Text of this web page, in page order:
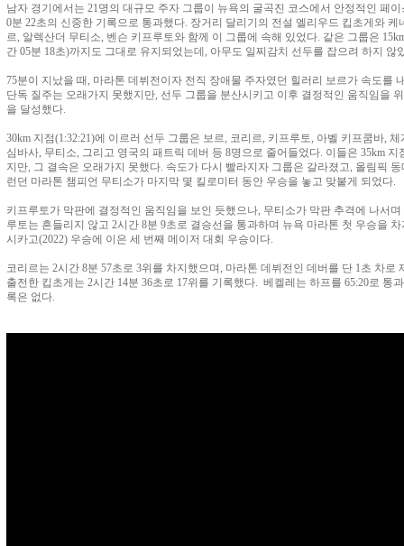
남자 경기에서는 21명의 대규모 주자 그룹이 뉴욕의 굴곡진 코스에서 안정적인 페
0분 22초의 신중한 기록으로 통과했다. 장거리 달리기의 전설 엘리우드 킵초게와
르, 알렉산더 무티소, 벤슨 키프루토와 함께 이 그룹에 속해 있었다. 같은 그룹은
간 05분 18초)까지도 그대로 유지되었는데, 아무도 일찌감치 선두를 잡으려 하지 않
75분이 지났을 때, 마라톤 데뷔전이자 전직 장애물 주자였던 힐러리 보르가 속도를
단독 질주는 오래가지 못했지만, 선두 그룹을 분산시키고 이후 결정적인 움직임을
을 달성했다.
30km 지점(1:32:21)에 이르러 선두 그룹은 보르, 코리르, 키프루토, 아벨 키프쿰바,
심바사, 무티소, 그리고 영국의 패트릭 데버 등 8명으로 줄어들었다. 이들은 35km 지
지만, 그 결속은 오래가지 못했다. 속도가 다시 빨라지자 그룹은 갈라졌고, 올림픽
런던 마라톤 챔피언 무티소가 마지막 몇 킬로미터 동안 우승을 놓고 맞붙게 되었다.
키프루토가 막판에 결정적인 움직임을 보인 듯했으나, 무티소가 막판 추격에 나서
루토는 흔들리지 않고 2시간 8분 9초로 결승선을 통과하며 뉴욕 마라톤 첫 우승을
시카고(2022) 우승에 이은 세 번째 메이저 대회 우승이다.
코리르는 2시간 8분 57초로 3위를 차지했으며, 마라톤 데뷔전인 데버를 단 1초 차로
출전한 킵초게는 2시간 14분 36초로 17위를 기록했다. 베켈레는 하프를 65:20로 통
록은 없다.